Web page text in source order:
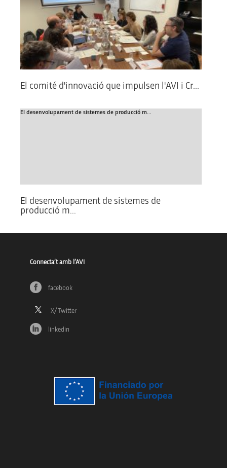
El comité d'innovació que impulsen l'AVI i Cr...
El desenvolupament de sistemes de producció m...
El desenvolupament de sistemes de
producció m...
Connecta’t amb l’AVI
facebook
linkedin